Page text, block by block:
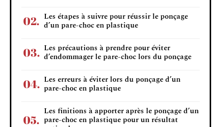
Les étapes à suivre pour réussir le ponçage
d’un pare-choc en plastique
Les précautions à prendre pour éviter
d’endommager le pare-choc lors du ponçage
Les erreurs à éviter lors du ponçage d’un
pare-choc en plastique
Les finitions à apporter après le ponçage d’un
pare-choc en plastique pour un résultat